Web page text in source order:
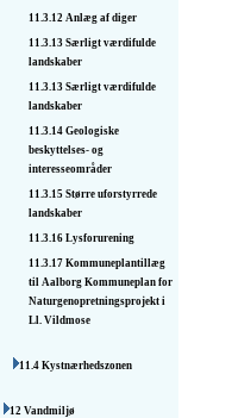
11.3.12 Anlæg af diger
11.3.13 Særligt værdifulde
landskaber
11.3.13 Særligt værdifulde
landskaber
11.3.14 Geologiske
beskyttelses- og
interesseområder
11.3.15 Større uforstyrrede
landskaber
11.3.16 Lysforurening
11.3.17 Kommuneplantillæg
til Aalborg Kommuneplan for
Naturgenopretnings­projekt i
Ll. Vildmose
11.4 Kystnærhedszonen
12 Vandmiljø